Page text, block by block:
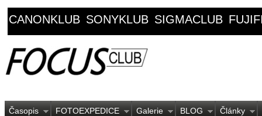
CANONKLUB SONYKLUB SIGMACLUB
Časopis FOTOEXPEDICE Galerie BLOG Články